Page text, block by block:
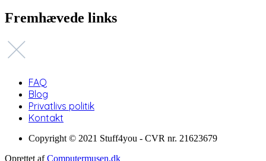
Fremhævede links
FAQ
Blog
Privatlivs politik
Kontakt
Copyright © 2021 Stuff4you - CVR nr. 21623679
Oprettet afComputermusen.dk